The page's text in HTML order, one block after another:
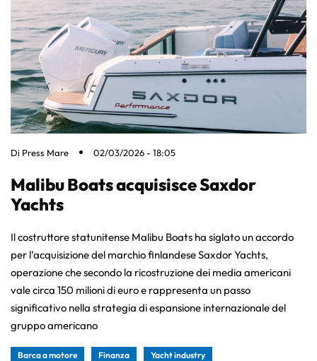
Di Press Mare 02/03/2026 - 18:05
Malibu Boats acquisisce Saxdor
Yachts
Il costruttore statunitense Malibu Boats ha siglato un accordo
per l’acquisizione del marchio finlandese Saxdor Yachts,
operazione che secondo la ricostruzione dei media americani
vale circa 150 milioni di euro e rappresenta un passo
significativo nella strategia di espansione internazionale del
gruppo americano
Barca a motore Finanza Yacht industry